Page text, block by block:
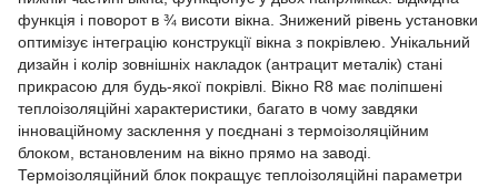
функція і поворот в ¾ висоти вікна. Знижений рівень установки
оптимізує інтеграцію конструкції вікна з покрівлею. Унікальний
дизайн і колір зовнішніх накладок (антрацит металік) стані
прикрасою для будь-якої покрівлі. Вікно R8 має поліпшені
теплоізоляційні характеристики, багато в чому завдяки
інноваційному засклення у поєднані з термоізоляційним
блоком, встановленим на вікно прямо на заводі.
Термоізоляційний блок покращує теплоізоляційні параметри